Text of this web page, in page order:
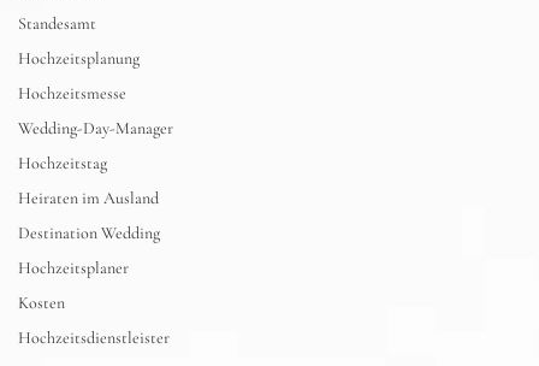
Standesamt
Hochzeitsplanung
Hochzeitsmesse
Wedding-Day-Manager
Hochzeitstag
Heiraten im Ausland
Destination Wedding
Hochzeitsplaner
Kosten
Hochzeitsdienstleister